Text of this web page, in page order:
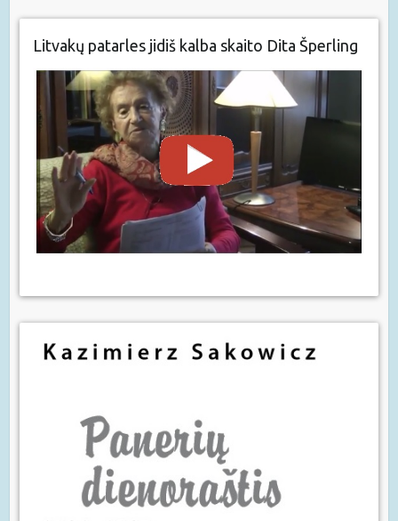
Litvakų patarles jidiš kalba skaito Dita Šperling